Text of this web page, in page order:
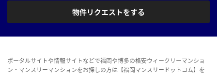
物件リクエストをする
ポータルサイトや情報サイトなどで福岡や博多の格安ウィークリーマンショ
ン・マンスリーマンションをお探しの方は【福岡マンスリードットコム】を